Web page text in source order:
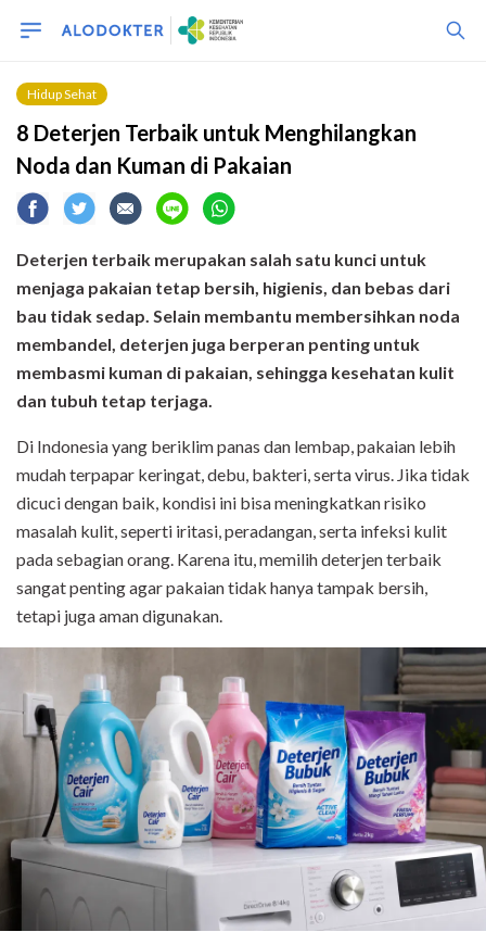
Hidup Sehat
8 Deterjen Terbaik untuk Menghilangkan
Noda dan Kuman di Pakaian
Deterjen terbaik merupakan salah satu kunci untuk
menjaga pakaian tetap bersih, higienis, dan bebas dari
bau tidak sedap. Selain membantu membersihkan noda
membandel, deterjen juga berperan penting untuk
membasmi kuman di pakaian, sehingga kesehatan kulit
dan tubuh tetap terjaga.
Di Indonesia yang beriklim panas dan lembap, pakaian lebih
mudah terpapar keringat, debu, bakteri, serta virus. Jika tidak
dicuci dengan baik, kondisi ini bisa meningkatkan risiko
masalah kulit, seperti iritasi, peradangan, serta infeksi kulit
pada sebagian orang. Karena itu, memilih deterjen terbaik
sangat penting agar pakaian tidak hanya tampak bersih,
tetapi juga aman digunakan.